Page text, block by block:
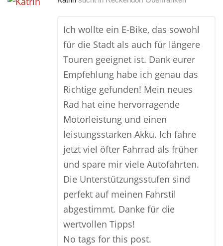
Ich wollte ein E-Bike, das sowohl
für die Stadt als auch für längere
Touren geeignet ist. Dank eurer
Empfehlung habe ich genau das
Richtige gefunden! Mein neues
Rad hat eine hervorragende
Motorleistung und einen
leistungsstarken Akku. Ich fahre
jetzt viel öfter Fahrrad als früher
und spare mir viele Autofahrten.
Die Unterstützungsstufen sind
perfekt auf meinen Fahrstil
abgestimmt. Danke für die
wertvollen Tipps!
No tags for this post.